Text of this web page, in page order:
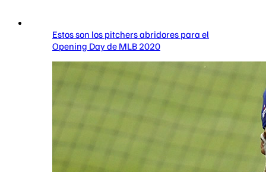
Estos son los pitchers abridores para el
Opening Day de MLB 2020